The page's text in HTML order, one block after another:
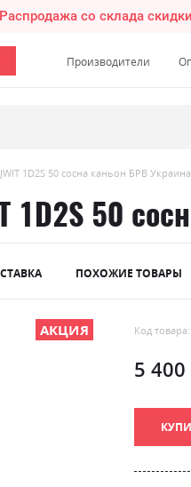
Распродажа со склада
Производители
1D2S 50 сосна каньон БРВ Украина
1D2S 50
ПОХОЖИЕ ТОВАРЫ
АКЦИЯ Код
5 400